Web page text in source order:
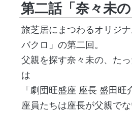
第二話「奈々未の
旅芝居にまつわるオリジ
バクロ」の第二回。
父親を探す奈々未の、た
は
「劇団旺盛座 座長 盛田旺
座員たちは座長が父親で